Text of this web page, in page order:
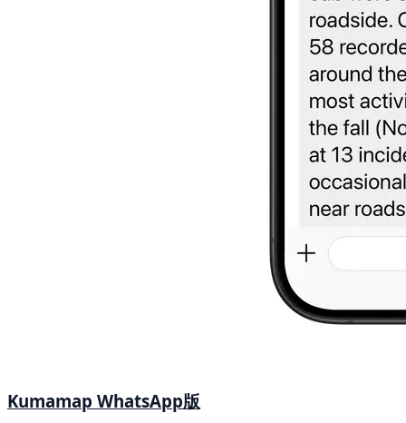
Kumamap WhatsApp版